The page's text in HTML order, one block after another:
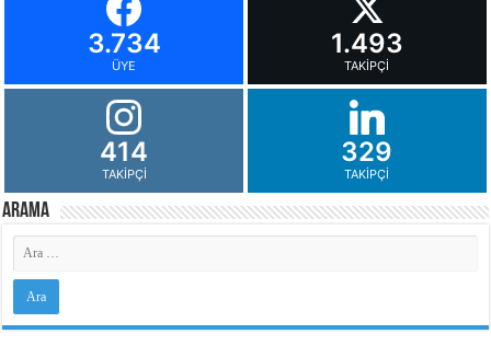
3.734
ÜYE
1.493
TAKIPÇI
414
TAKIPÇI
329
TAKIPÇI
Arama